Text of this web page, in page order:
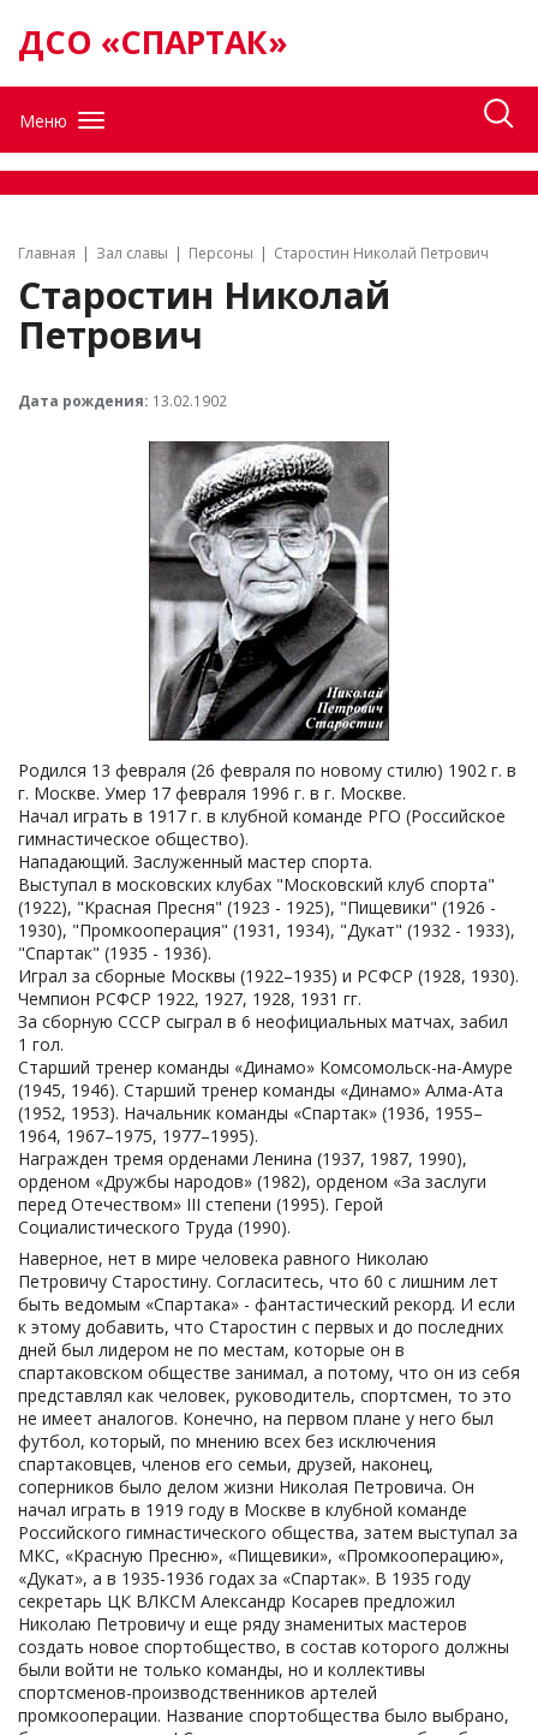
ДСО «СПАРТАК»
Меню
Главная Зал славы Персоны Старостин Николай Петрович
Старостин Николай
Петрович
Дата рождения: 13.02.1902
Родился 13 февраля (26 февраля по новому стилю) 1902 г. в
г. Москве. Умер 17 февраля 1996 г. в г. Москве.
Начал играть в 1917 г. в клубной команде РГО (Российское
гимнастическое общество).
Нападающий. Заслуженный мастер спорта.
Выступал в московских клубах "Московский клуб спорта"
(1922), "Красная Пресня" (1923 - 1925), "Пищевики" (1926 -
1930), "Промкооперация" (1931, 1934), "Дукат" (1932 - 1933),
"Спартак" (1935 - 1936).
Играл за сборные Москвы (1922–1935) и РСФСР (1928, 1930).
Чемпион РСФСР 1922, 1927, 1928, 1931 гг.
За сборную СССР сыграл в 6 неофициальных матчах, забил
1 гол.
Старший тренер команды «Динамо» Комсомольск-на-Амуре
(1945, 1946). Старший тренер команды «Динамо» Алма-Ата
(1952, 1953). Начальник команды «Спартак» (1936, 1955–
1964, 1967–1975, 1977–1995).
Награжден тремя орденами Ленина (1937, 1987, 1990),
орденом «Дружбы народов» (1982), орденом «За заслуги
перед Отечеством» III степени (1995). Герой
Социалистического Труда (1990).
Наверное, нет в мире человека равного Николаю Петровичу Старостину. Согласитесь, что 60 с лишним лет быть ведомым «Спартака» - фантастический рекорд. И если к этому добавить, что Старостин с первых и до последних дней был лидером не по местам, которые он в спартаковском обществе занимал, а потому, что он из себя представлял как человек, руководитель, спортсмен, то это не имеет аналогов. Конечно, на первом плане у него был футбол, который, по мнению всех без исключения спартаковцев, членов его семьи, друзей, наконец, соперников было делом жизни Николая Петровича. Он начал играть в 1919 году в Москве в клубной команде Российского гимнастического общества, затем выступал за МКС, «Красную Пресню», «Пищевики», «Промкооперацию», «Дукат», а в 1935-1936 годах за «Спартак». В 1935 году секретарь ЦК ВЛКСМ Александр Косарев предложил Николаю Петровичу и еще ряду знаменитых мастеров создать новое спортобщество, в состав которого должны были войти не только команды, но и коллективы спортсменов-производственников артелей промкооперации. Название спортобщества было выбрано, безусловно, точно! Спартак – гладиатор, лидер борьбы с тиранией. В 30-е годы это было воспринято на «ура» не только в верхах, но и в широких народных массах. «Николай Петрович Старостин», — писал в своей книге страстный поклонник «Спартака», главный редактор еженедельника «Футбол-Хоккей» Лев Иванович Филатов, — «Истинный основатель спортобщества и футбольной команды. Но все, им сделанное, имеет далеко не «местное» спартаковское значение. Старостин был ярким, колоритным представителем отечественного руководителя. И как спортсмен, тренер, руководитель, публицист, непримиримо отстаивая свои взгляды и идеалы. Старостин способствовал развитию советского и российского спорта. Николай Петрович Старостин — фигура историческая. Правда, говорят, что героями не рождаются. В этом ряду могут быть исключительно Личности. Николай Петрович доказал это всей своей жизнью. Без него и сегодня немыслим «Спартак»! Его долгая трудовая жизнь стала подвигом и единственным примером в мировом и отечественном футболе. И его слова о том, что «Спартак» — это не Старостины, не Симонян, не Дасаев, и не Черенков — это значительно больше, это нечто, особенное, не подвластное словам и персонам. «Спартак» — это философия общественной нравственности, а Николай Петрович являлся её творцом и хранителем. И значимость этого сильного, смелого и умного человека России в многогранной жизни «Спартака» — велика и неповторима. Николай Петрович, на котором, собственно, держался футбольный "Спартак" никогда не афишировал своей роли в достижениях команды. В интервью СМИ неизменно подчеркивал роль футболистов, тренеров. И тактично уходил от ответа на вопросы, связанные с его вкладом в победы. На самом деле игрок он был на редкость способный, с характером. «Как-то я зашел на Стадион юных пионеров», – вспоминает в своей книге партнёр Старостина по сборной Москвы и СССР Михаил Якушин – «И увидел необычную картину. На поле в одиночестве тренировался Николай Старостин. Он без устали водил мяч, совершал с ним рывки, заканчивая их ударами по воротам. По существу, это была та самая индивидуальная тренировка, в необходимости которой мы столь безуспешно пытаемся убедить нынешних наших мастеров... Увлеченный зрелищем, я просидел всю его тренировку на трибуне, думая про себя, что так заниматься может человек, одержимый футболом. И проникся к нему с того времени глубоким уважением. Николай Старостин был типичным фланговым нападающим, славился неудержимым напором и сильными ударами. Особой хитрости в его игре не было, он шел с мячом, как правило, по прямой, что называется, напролом, и соперник, пугаясь неустрашимого форварда нередко просто отступал». Старостин обладал высокой культурой общения. И, практически не было людей, которые слышали от него резкие слова. Всех нас подкупала его демократичность, его доброта, – писал в своей книге «Футбол - только ли игра?» — заслуженный мастер спорта Никита Симонян – «Он употреблял власть только в крайнем случае, отчисляя игрока из команды. Но при этом никогда не унижал человеческого достоинства, разговаривал по-отечески: ему никогда не была безразлична судьба, в которую он должен вмешаться... Меня всю жизнь упрекали в мягкости. Но по сравнению с ним — я кремень. Когда требовал от него, как от начальника команды, применения санкций, он внимательно, сдвинув очки, смотрел на меня, будто видел впервые, и басил: «Слушай, Никит, я не знал, что ты такой жестокий, что можешь так ощетиниться». Его работа для любого может служить образцом отношения к делу. Не пропустил ни одной игры, ни одной поездки. Зубную щетку в сумку — и на самолет. Рассказывал, что ему звонит супруга Бескова и сообщает, что Константин Иванович себя плохо чувствует, поехать на игру не в состоянии и, вообще, говорит: «Николай Петрович, ему уже за шестьдесят, не мальчик...». Смеется: «Значит я еще ничего, Никит, а? Если о моем возрасте все забывают?». Николай Петрович, по общему мнению, обладал великолепным даром убеждения. Он в разговоре на любую тему, не «давил» на собеседников авторитетом, не действовал с позиции мэтра, а вел речь на равных, уважительно. И с помощью интеллекта, высокой культуры, профессионализма, наконец, чутья, свойственного Личностям, находил верное решение той или иной проблемы, И умело доказывал точность его точки зрения, оперируя фактами. Например, в конце семидесятых годов украинские футбольные руководители усиленно склоняли Федерацию футбола СССР, тренеров республиканских клубов к переводу чемпионата страны на систему «осень-весна». И именно Николай Старостин на специальном совещании разнес в пух и прах эту систему, при коей положение ряда команд, в том числе и киевлян, было более выгодным. Николай Петрович заявил: «Нет смысла всем без исключения «месить» грязь на полях в осенние и весенние месяцы. И делить один чемпионат на две части с большим зимним перерывом. В нашей стране в футбол надо играть летом». В определенной степени историческим надо назвать предложение Старостина, сделанное Олегу Романцеву. Многолетнего капитана футбольного «Спартака» после завершения игровой карьеры главный тренер Константин Бесков пригласил в команду мастеров на роль его помощника. Прийти в «Спартак» 2-м тренером? О чем, казалось, ещё мог мечтать молодой футболист. Однако Николай Петрович специально встретился с Олегом и сказал: «Действительно, это прекрасно работать в «Спартаке». Но я полагаю, что тебе сначала надо еще многое узнать о футболе, поучиться, затем поработать с командами 2-го эшелона. И если ты раскроешься как тренер, то со временем сможешь с максимальной отдачей трудиться в «Спартаке». Позднее Романцев, став уже известным тренером, в разговоре о Старостине, отметил, что поражен его видением человека, спортсмена. Ведь, действительно, все вышло по прогнозу Николая Петровича. И вот, в 1989 году, ни кто-нибудь, а Старостин называет кандидатом на пост главного тренера «Спартака» Олега Романцева. Можно только представить, насколько ходов, как гроссмейстер футбола, он видел, что должно произойти в будущем. И неоспорим факт, что великолепные выступления спартаковцев в прошлом веке неразрывно связаны с деятельностью Николая Петровича Старостина, принявшего также и огромное участие в воссоздании спортобщества «Спартак», упраздненного в 1987 году. Даже в период, когда братья Старостины были арестованы неизвестно за что… Сначала их обвиняли в терроризме, потом придумали кражу вагона с мануфактурой. Кому-то очень хотелось избавиться от Старостиных. Не велик секрет, что была дана команда «сверху». И следователи, не сумевшие найти улик, обвинили Старостиных в пропаганде буржуазного спорта. Людей, которые были преданы спорту советскому, за что еще до войны получили высокие государственные награды, звания. И Николая Старостина, ответственного секретаря (1935-1936 годы.), затем и председателя правления МГС "Спартак" (1937-1942 годы) отправили по маршруту Север, Урал, Сибирь, Дальний Восток. Но и ссылка не изменила Николая Старостина. Он работал в Комсомольске старшим тренером местного «Динамо» (1945-1946 годы), затем в алма-атинском «Динамо» (1952-1953 годы). А немного позже, когда с братьев сняли все обвинения, он вернулся в «Спартак». Николай Петрович был человеком, который нёс людям добро. Вряд ли найдутся люди, которые могут его в чем-то осуждать. Он занимал всякие посты, но никогда не кичился этим. Он не ставил себя выше других, что свойственно людям воспитанным. Старостин — пример ярчайший преданности «Спартаку». Он жил для него, помогал молодым, отстаивал интересы клуба, защищал в конфликтных ситуациях его честь. Безусловно, это, пожалуй, врожденные качества, присущие всем Старостиным. Николай Петрович был заботливой главой большой семьи. Нежно относился к супруге Антонине, с которой прожил полвека, дочерям — Елене и Евгении, к сестрам – Вере и Клавдии, к братьям — Александру, Андрею и Петру. Об этом можно судить на одном примере. На первый взгляд, не заметном, но потрясающем по глубине чувств Николая Петровича к близким. Однажды в Лужниках на матче «Спартака» с киевлянами пошел дождь. Николай Петрович, мгновенно оторвался от игры, глянул со скамейки запасных на трибуну, где гордо, без зонта, восседал Андрей. И через считанные секунды поднялся к брату и заботливо укрыл его плащом. Дочь, Елена, рассказывала: «Папа был добрым человеком, он любила дарить внучатам подарки... А когда моя дочка, Екатерина, вышла замуж за Сергея Королёва, внука легендарного космического конструктора, папа шутил: «Первый гол в космосе забьёт кто-то из моих правнуков!». Есть такая старая забавная история: Выступала как-то спартаковская команда за рубежом. Местный журналист решил записать её состав. Поинтересовался: «Кто играет правым защитником?». Ему говорят: «Старостин». «Центральным полузащитником?». «Старостин». «А рядом с ним кто?». «Старостин». «Правый край?». «Старостин». «Понял, — сказал он, — «Старостин – это по-русски значит – футболист». Четверо братьев Старостиных Николай, Александр, Андрей и Пётр – это целая эпоха в наше